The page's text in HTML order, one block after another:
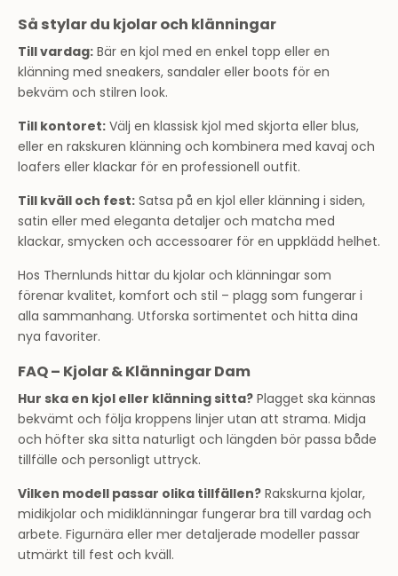
Så stylar du kjolar och klänningar
Till vardag: Bär en kjol med en enkel topp eller en
klänning med sneakers, sandaler eller boots för en
bekväm och stilren look.
Till kontoret: Välj en klassisk kjol med skjorta eller blus,
eller en rakskuren klänning och kombinera med kavaj och
loafers eller klackar för en professionell outfit.
Till kväll och fest: Satsa på en kjol eller klänning i siden,
satin eller med eleganta detaljer och matcha med
klackar, smycken och accessoarer för en uppklädd helhet.
Hos Thernlunds hittar du kjolar och klänningar som
förenar kvalitet, komfort och stil – plagg som fungerar i
alla sammanhang. Utforska sortimentet och hitta dina
nya favoriter.
FAQ – Kjolar & Klänningar Dam
Hur ska en kjol eller klänning sitta? Plagget ska kännas
bekvämt och följa kroppens linjer utan att strama. Midja
och höfter ska sitta naturligt och längden bör passa både
tillfälle och personligt uttryck.
Vilken modell passar olika tillfällen? Rakskurna kjolar,
midikjolar och midiklänningar fungerar bra till vardag och
arbete. Figurnära eller mer detaljerade modeller passar
utmärkt till fest och kväll.